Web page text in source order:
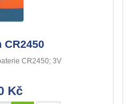
CR2450
CR2450; 3V
Kč